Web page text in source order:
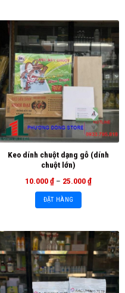
Keo dính chuột dạng gỗ (dính
chuột lớn)
10.000₫ – 25.000₫
ĐẶT HÀNG